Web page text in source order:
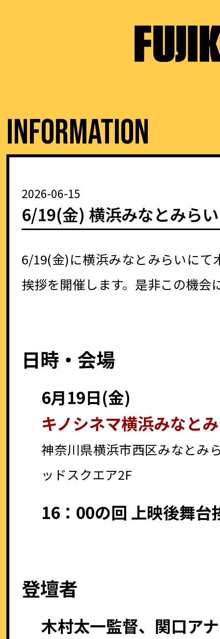
INFORMATION
2026-06-15
6/19(金) 横浜みなとみら
6/19(金)に横浜みなとみらいにて
挨拶を開催します。是非この機会
日時・会場
6月19日(金)
キノシネマ横浜みなと
神奈川県横浜市西区みなとみ
ッドスクエア2F
16：00の回 上映後舞台
登壇者
木村太一監督、関口ア